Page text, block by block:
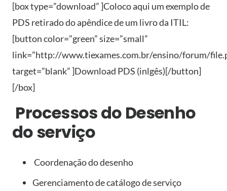
[box type=”download” ]Coloco aqui um exemplo de
PDS retirado do apêndice de um livro da ITIL:
[button color=”green” size=”small”
link=”http://www.tiexames.com.br/ensino/forum/
target=”blank” ]Download PDS (inlgês)[/button]
[/box]
Processos do Desenho
do serviço
Coordenação do desenho
Gerenciamento de catálogo de serviço